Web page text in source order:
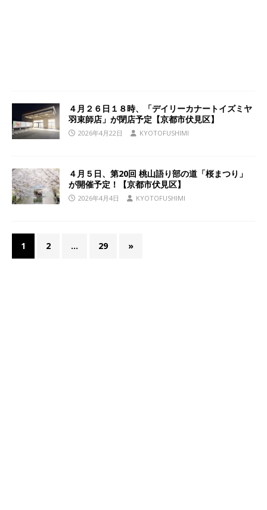
４月２６日１８時、「デイリーカナートイズミヤ
羽束師店」が閉店予定【京都市伏見区】
2026年4月22日 KYOTOFUSHIMI
４月５日、第20回 桃山語り部の道「桜まつり」
が開催予定！【京都市伏見区】
2026年4月4日 KYOTOFUSHIMI
1 2 … 29 »